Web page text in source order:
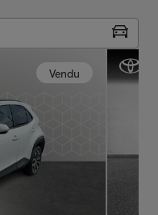
Vendu